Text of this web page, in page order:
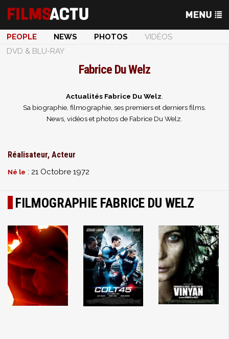
PEOPLE NEWS PHOTOS
VIDÉOS
DVD & BLU-RAY
Fabrice Du Welz
Actualités Fabrice Du Welz
Sa biographie, filmographie, ses premiers et derniers films.
News, vidéos et photos de Fabrice Du Welz.
Réalisateur, Acteur
Né le : 21 Octobre 1972
FILMOGRAPHIE FABRICE DU WELZ